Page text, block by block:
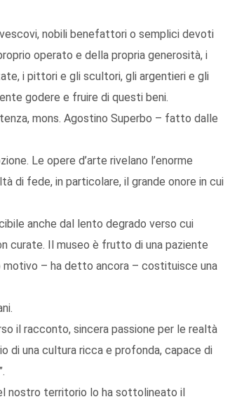
nobili benefattori o semplici devoti
operato e della propria generosità, i
i pittori e gli scultori, gli argentieri e gli
godere e fruire di questi beni.
mons. Agostino Superbo – fatto dalle
Le opere d’arte rivelano l’enorme
di fede, in particolare, il grande onore in cui
anche dal lento degrado verso cui
curate. Il museo è frutto di una paziente
motivo – ha detto ancora – costituisce una
il racconto, sincera passione per le realtà
di una cultura ricca e profonda, capace di
nostro territorio lo ha sottolineato il